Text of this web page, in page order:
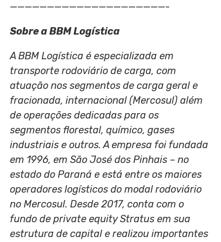
—————————————————————-
Sobre a BBM Logística
A BBM Logística é especializada em
transporte rodoviário de carga, com
atuação nos segmentos de carga geral e
fracionada, internacional (Mercosul) além
de operações dedicadas para os
segmentos florestal, químico, gases
industriais e outros. A empresa foi fundada
em 1996, em São José dos Pinhais – no
estado do Paraná e está entre os maiores
operadores logísticos do modal rodoviário
no Mercosul. Desde 2017, conta com o
fundo de private equity Stratus em sua
estrutura de capital e realizou importantes